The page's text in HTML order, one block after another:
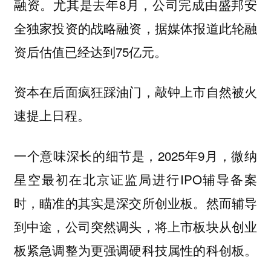
融资。尤其是去年8月，公司完成由盛邦安
全独家投资的战略融资，据媒体报道此轮融
资后估值已经达到75亿元。
资本在后面疯狂踩油门，敲钟上市自然被火
速提上日程。
一个意味深长的细节是，2025年9月，微纳
星空最初在北京证监局进行IPO辅导备案
时，瞄准的其实是深交所创业板。然而辅导
到中途，公司突然调头，将上市板块从创业
板紧急调整为更强调硬科技属性的科创板。